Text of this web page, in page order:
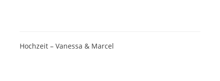
Hochzeit – Vanessa & Marcel